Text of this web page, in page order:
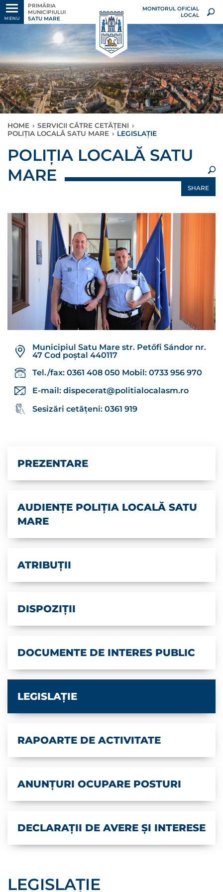
MENU
PRIMĂRIA
MUNICIPIULUI
SATU MARE
MONITORUL OFICIAL
LOCAL
HOME › SERVICII CĂTRE CETĂȚENI ›
POLIȚIA LOCALĂ SATU MARE › LEGISLAȚIE
POLIȚIA LOCALĂ SATU
MARE
SHARE
Municipiul Satu Mare str. Petőfi Sándor nr.
47 Cod poștal 440117
Tel./fax: 0361 408 050 Mobil: 0733 956 970
E-mail: dispecerat@politialocalasm.ro
Sesizări cetățeni: 0361 919
PREZENTARE
AUDIENȚE POLIȚIA LOCALĂ SATU
MARE
ATRIBUȚII
DISPOZIȚII
DOCUMENTE DE INTERES PUBLIC
LEGISLAȚIE
RAPOARTE DE ACTIVITATE
ANUNȚURI OCUPARE POSTURI
DECLARAȚII DE AVERE ȘI INTERESE
LEGISLAȚIE